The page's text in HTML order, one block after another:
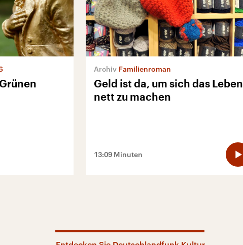
Familienroman
Geld ist da, um sich das Leben
nett zu machen
13:09 Minuten